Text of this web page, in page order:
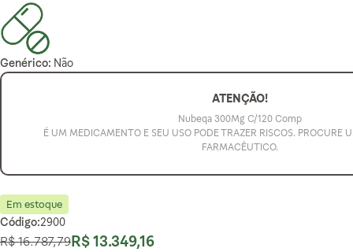
Genérico: Não
ATENÇÃO!
Nubeqa 300Mg C/120 Comp
É UM MEDICAMENTO E SEU USO PODE TRAZER RISCOS. PROCURE
FARMACÊUTICO.
Em estoque
Código:2900
Preço Especial
R$ 13.349,16
Preço Normal
R$ 16.787,79